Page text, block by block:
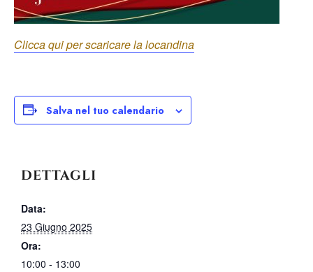
Clicca qui per scaricare la locandina
Salva nel tuo calendario
DETTAGLI
Data:
23 Giugno 2025
Ora:
10:00 - 13:00